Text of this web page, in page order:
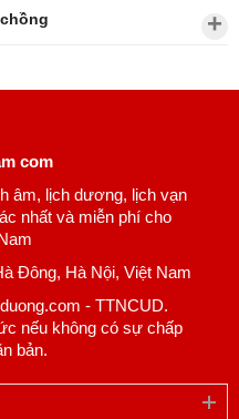
com
âm, lịch dương, lịch vạn
nhất và miễn phí cho
Đông, Hà Nội, Việt Nam
- TTNCUD.
nếu không có sự chấp
bản.